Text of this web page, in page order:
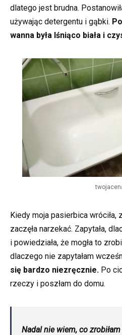
dlatego jest brudna.
używając detergentu i gąbki.
wanna była lśniąco biała i
Kiedy moja pasierbica wróciła,
zaczęła narzekać. Zapytała,
i powiedziała, że mogła to
dlaczego nie zapytałam
się bardzo niezręcznie. Po
rzeczy i poszłam do domu.
Nadal nie wiem, co zrobiłam